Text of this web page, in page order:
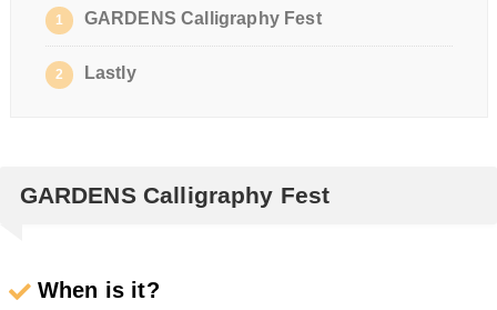
1 GARDENS Calligraphy Fest
2 Lastly
GARDENS Calligraphy Fest
When is it?